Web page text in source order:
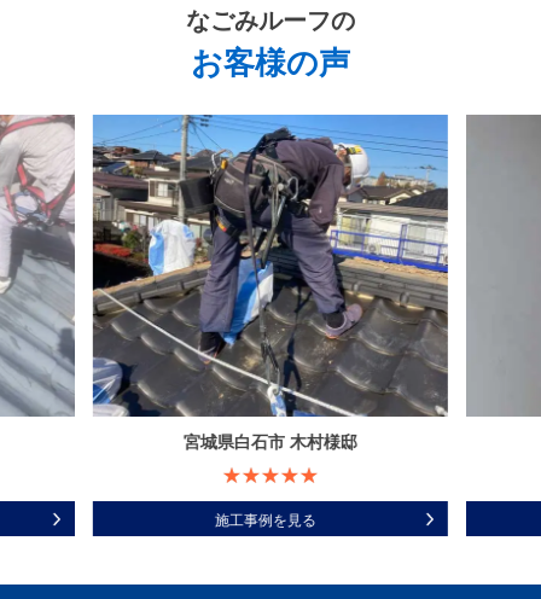
なごみルーフの
お客様の声
宮城県白石市 木村様邸
施工事例を見る